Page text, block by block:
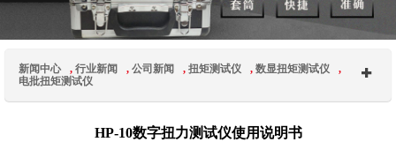
新闻中心 , 行业新闻 , 公司新闻 , 扭矩测试仪 , 数显扭矩测试仪
,
电批扭矩测试仪
HP-10数字扭力测试仪使用说明书